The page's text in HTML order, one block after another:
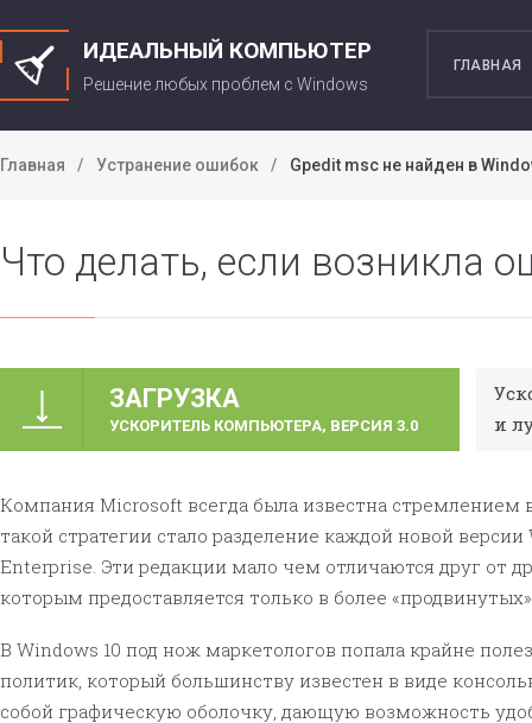
ИДЕАЛЬНЫЙ КОМПЬЮТЕР
Решение любых проблем c Windows
ГЛАВНАЯ
Главная Устранение ошибок Gpedit msc не найден в
Что делать, если возникла
ЗАГРУЗКА
УСКОРИТЕЛЬ КОМПЬЮТЕРА, ВЕРСИЯ 3.0
и
Компания Microsoft всегда была известна
такой стратегии стало разделение каждой новой
Enterprise. Эти редакции мало чем отличаются друг от
которым предоставляется только в более
В Windows 10 под нож маркетологов попала крайне
политик, который большинству известен в виде
собой графическую оболочку, дающую возможность